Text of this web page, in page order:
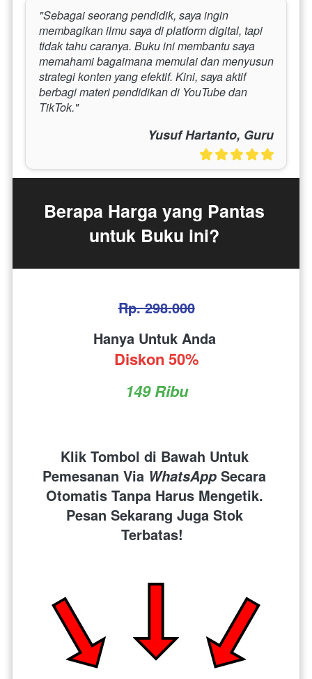
"Sebagai seorang pendidik, saya ingin
membagikan ilmu saya di platform digital, tapi
tidak tahu caranya. Buku ini membantu saya
memahami bagaimana memulai dan menyusun
strategi konten yang efektif. Kini, saya aktif
berbagi materi pendidikan di YouTube dan
TikTok."
Yusuf Hartanto, Guru
Berapa Harga yang Pantas
untuk Buku ini?
Rp. 298.000
Hanya Untuk Anda
Diskon 50%
149 Ribu
Klik Tombol di Bawah Untuk
Pemesanan Via WhatsApp Secara
Otomatis Tanpa Harus Mengetik.
Pesan Sekarang Juga Stok
Terbatas!